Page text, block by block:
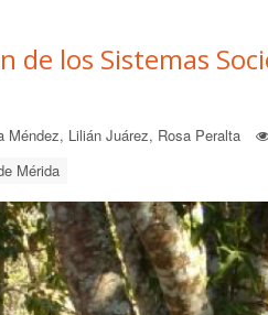
de los Sistemas
Méndez, Lilián Juárez, Rosa Peralta
Mérida